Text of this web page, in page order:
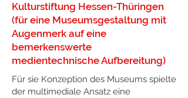
Kulturstiftung Hessen-Thüringen
(für eine Museumsgestaltung mit
Augenmerk auf eine
bemerkenswerte
medientechnische Aufbereitung)
Für sie Konzeption des Museums spielte
der multimediale Ansatz eine